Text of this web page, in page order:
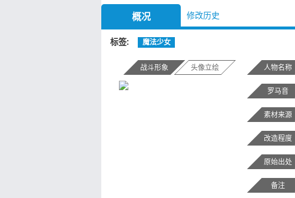
概况 修改历史
标签
魔法少女
战斗形象 头像立绘 人物名称
罗马音
素材来源
改造程度
原始出处
备注